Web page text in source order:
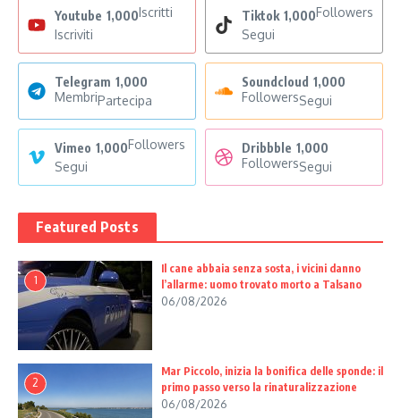
Youtube 1,000Iscritti
Iscriviti
Tiktok 1,000Followers
Segui
Telegram 1,000
MembriPartecipa
Soundcloud 1,000
FollowersSegui
Vimeo 1,000Followers
Segui
Dribbble 1,000
FollowersSegui
Featured Posts
1
Il cane abbaia senza sosta, i vicini danno
l’allarme: uomo trovato morto a Talsano
06/08/2026
2
Mar Piccolo, inizia la bonifica delle sponde: il
primo passo verso la rinaturalizzazione
06/08/2026